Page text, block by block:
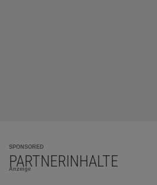
SPONSORED
PARTNERINHALTE
Anzeige